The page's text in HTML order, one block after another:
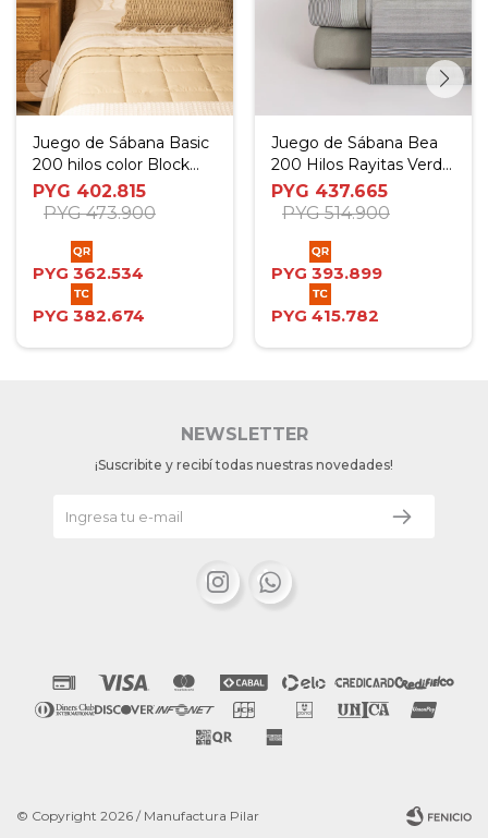
Juego de Sábana Basic
200 hilos color Block
Blanco Beige - Twin
PYG 402.815
PYG 473.900
PYG 362.534
PYG 382.674
Juego de Sábana Bea
200 Hilos Rayitas Verde
- Twin
PYG 437.665
PYG 514.900
PYG 393.899
PYG 415.782
NEWSLETTER
¡Suscribite y recibí todas nuestras novedades!
 
© Copyright 2026 / Manufactura Pilar